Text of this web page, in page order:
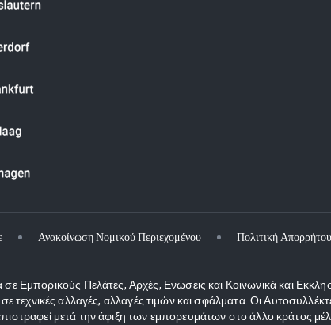
Ανακοίνωση Νομικού Περιεχομένου Πολιτική Απορρήτου
Εμπορικούς Πελάτες, Αρχές, Ενώσεις και Κοινωνικά και
τεχνικές αλλαγές, αλλαγές τιμών και σφάλματα. Οι
μετά την άφιξη των εμπορευμάτων στο άλλο κράτος